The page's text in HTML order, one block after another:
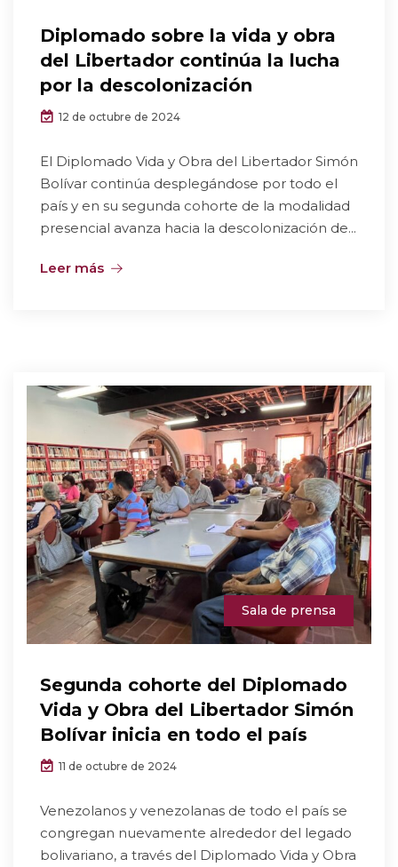
Diplomado sobre la vida y obra
del Libertador continúa la lucha
por la descolonización
12 de octubre de 2024
El Diplomado Vida y Obra del Libertador Simón
Bolívar continúa desplegándose por todo el
país y en su segunda cohorte de la modalidad
presencial avanza hacia la descolonización de...
Leer más
Sala de prensa
Segunda cohorte del Diplomado
Vida y Obra del Libertador Simón
Bolívar inicia en todo el país
11 de octubre de 2024
Venezolanos y venezolanas de todo el país se
congregan nuevamente alrededor del legado
bolivariano, a través del Diplomado Vida y Obra